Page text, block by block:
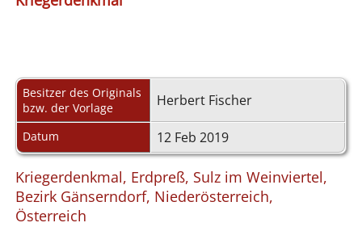
Besitzer des Originals
bzw. der Vorlage
Herbert Fischer
Datum 12 Feb 2019
Kriegerdenkmal, Erdpreß, Sulz im Weinviertel,
Bezirk Gänserndorf, Niederösterreich,
Österreich